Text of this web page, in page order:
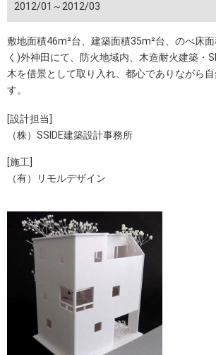
2012/01～2012/03
敷地面積46m²台、建築面積35m²台、のべ床
く)外神田にて、防火地域内、木造耐火建築・
木を借景として取り入れ、都心でありながら
す。
[設計担当]
（株）SSIDE建築設計事務所
[施工]
（有）リモルデザイン